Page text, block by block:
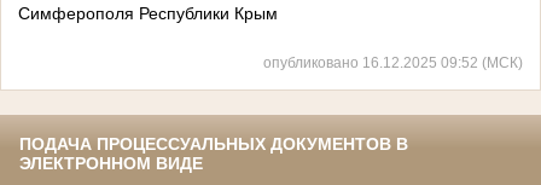
Симферополя Республики Крым
опубликовано 16.12.2025 09:52 (МСК)
ПОДАЧА ПРОЦЕССУАЛЬНЫХ ДОКУМЕНТОВ В
ЭЛЕКТРОННОМ ВИДЕ